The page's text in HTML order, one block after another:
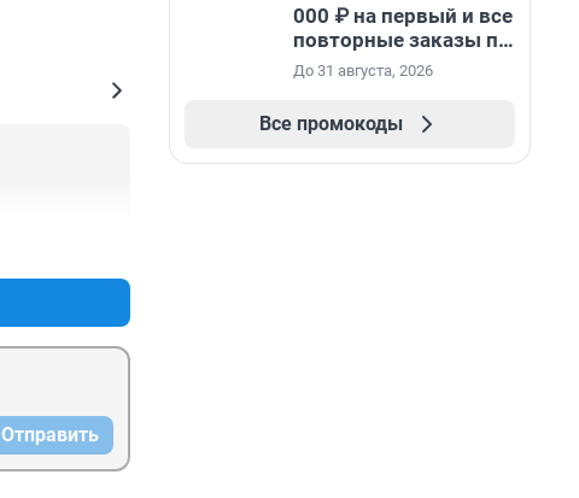
Отправить
000 ₽ на первый и все
повторные заказы по
промокоду НАБЕРИ
До 31 августа, 2026
Все промокоды